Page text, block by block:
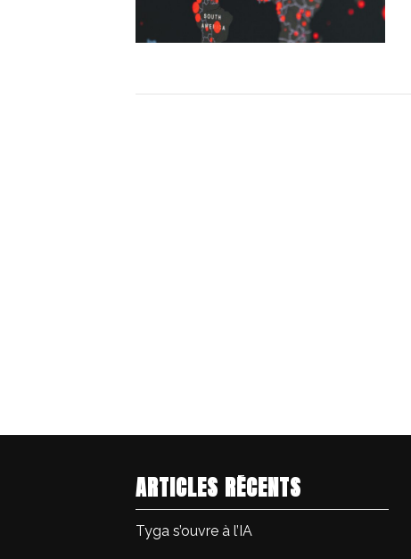
ARTICLES RÉCENTS
Tyga s’ouvre à l’IA